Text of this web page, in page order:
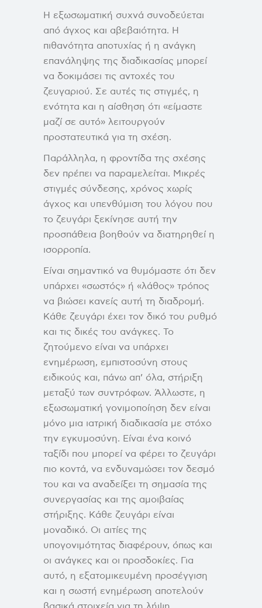
Η εξωσωματική συχνά συνοδεύεται
από άγχος και αβεβαιότητα. Η
πιθανότητα αποτυχίας ή η ανάγκη
επανάληψης της διαδικασίας μπορεί
να δοκιμάσει τις αντοχές του
ζευγαριού. Σε αυτές τις στιγμές, η
ενότητα και η αίσθηση ότι «είμαστε
μαζί σε αυτό» λειτουργούν
προστατευτικά για τη σχέση.
Παράλληλα, η φροντίδα της σχέσης
δεν πρέπει να παραμελείται. Μικρές
στιγμές σύνδεσης, χρόνος χωρίς
άγχος και υπενθύμιση του λόγου που
το ζευγάρι ξεκίνησε αυτή την
προσπάθεια βοηθούν να διατηρηθεί η
ισορροπία.
Είναι σημαντικό να θυμόμαστε ότι δεν
υπάρχει «σωστός» ή «λάθος» τρόπος
να βιώσει κανείς αυτή τη διαδρομή.
Κάθε ζευγάρι έχει τον δικό του ρυθμό
και τις δικές του ανάγκες. Το
ζητούμενο είναι να υπάρχει
ενημέρωση, εμπιστοσύνη στους
ειδικούς και, πάνω απ’ όλα, στήριξη
μεταξύ των συντρόφων. Άλλωστε, η
εξωσωματική γονιμοποίηση δεν είναι
μόνο μια ιατρική διαδικασία με στόχο
την εγκυμοσύνη. Είναι ένα κοινό
ταξίδι που μπορεί να φέρει το ζευγάρι
πιο κοντά, να ενδυναμώσει τον δεσμό
του και να αναδείξει τη σημασία της
συνεργασίας και της αμοιβαίας
στήριξης. Κάθε ζευγάρι είναι
μοναδικό. Οι αιτίες της
υπογονιμότητας διαφέρουν, όπως και
οι ανάγκες και οι προσδοκίες. Για
αυτό, η εξατομικευμένη προσέγγιση
και η σωστή ενημέρωση αποτελούν